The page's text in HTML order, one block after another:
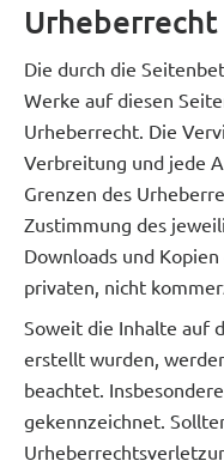
Urheberrecht
Die durch die
Werke auf diesen
Urheberrecht. Die
Verbreitung und jede
Grenzen des
Zustimmung des
Downloads und
privaten, nicht
Soweit die Inhalte auf
erstellt wurden,
beachtet.
gekennzeichnet.